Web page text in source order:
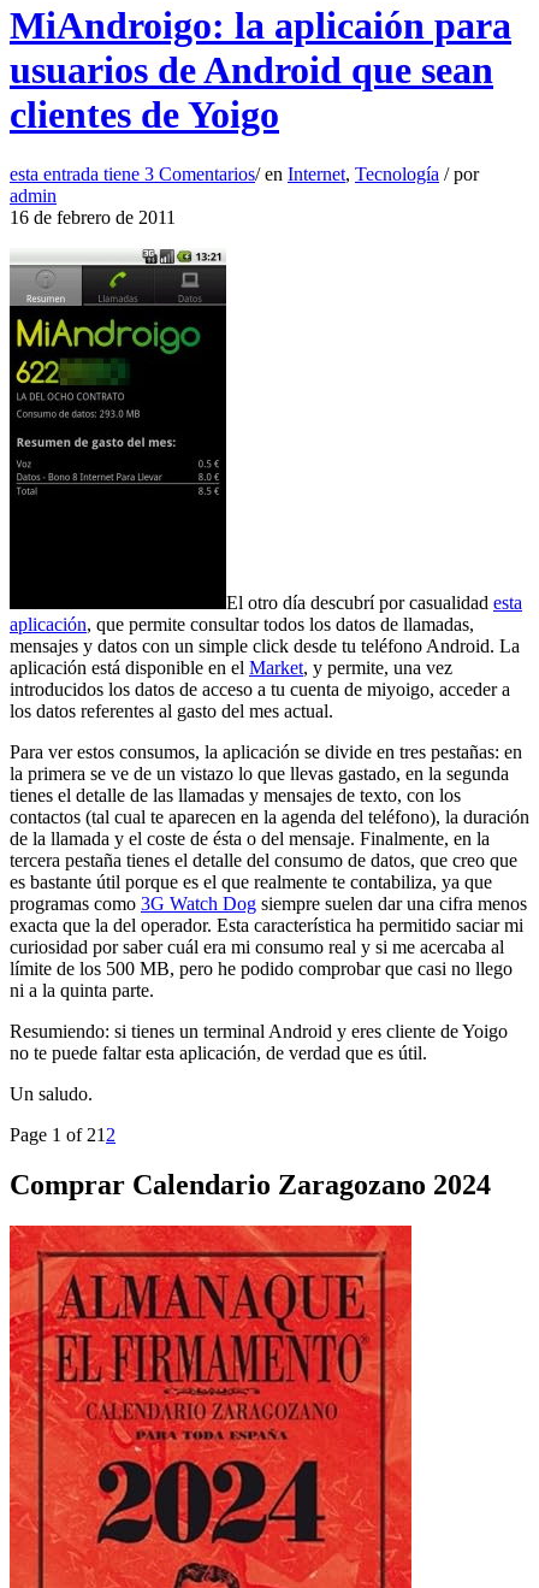
MiAndroigo: la aplicaión para
usuarios de Android que sean
clientes de Yoigo
esta entrada tiene 3 Comentarios/ en Internet, Tecnología / por
admin
16 de febrero de 2011
El otro día descubrí por casualidad esta
aplicación, que permite consultar todos los datos de llamadas,
mensajes y datos con un simple click desde tu teléfono Android. La
aplicación está disponible en el Market, y permite, una vez
introducidos los datos de acceso a tu cuenta de miyoigo, acceder a
los datos referentes al gasto del mes actual.
Para ver estos consumos, la aplicación se divide en tres pestañas: en
la primera se ve de un vistazo lo que llevas gastado, en la segunda
tienes el detalle de las llamadas y mensajes de texto, con los
contactos (tal cual te aparecen en la agenda del teléfono), la duración
de la llamada y el coste de ésta o del mensaje. Finalmente, en la
tercera pestaña tienes el detalle del consumo de datos, que creo que
es bastante útil porque es el que realmente te contabiliza, ya que
programas como 3G Watch Dog siempre suelen dar una cifra menos
exacta que la del operador. Esta característica ha permitido saciar mi
curiosidad por saber cuál era mi consumo real y si me acercaba al
límite de los 500 MB, pero he podido comprobar que casi no llego
ni a la quinta parte.
Resumiendo: si tienes un terminal Android y eres cliente de Yoigo
no te puede faltar esta aplicación, de verdad que es útil.
Un saludo.
Page 1 of 21 2
Comprar Calendario Zaragozano 2024